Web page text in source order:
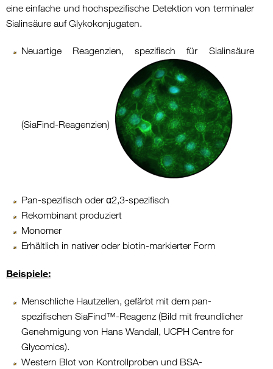
eine einfache und hochspezifische Detektion von terminaler
Sialinsäure auf Glykokonjugaten.
Neuartige Reagenzien, spezifisch für Sialinsäure
(SiaFind-Reagenzien)
Pan-spezifisch oder α2,3-spezifisch
Rekombinant produziert
Monomer
Erhältlich in nativer oder biotin-markierter Form
Beispiele:
Menschliche Hautzellen, gefärbt mit dem pan-
spezifischen SiaFind™-Reagenz (Bild mit freundlicher
Genehmigung von Hans Wandall, UCPH Centre for
Glycomics).
Western Blot von Kontrollproben und BSA-